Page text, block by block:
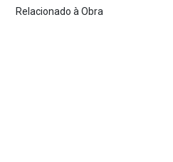
Relacionado à Obra